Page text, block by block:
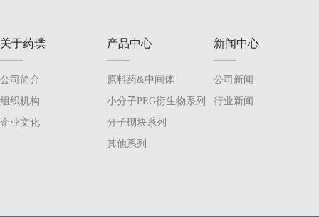
关于药璞
公司简介
组织机构
企业文化
产品中心
原料药&中间体
小分子PEG衍生物系列
分子砌块系列
其他系列
新闻中心
公司新闻
行业新闻